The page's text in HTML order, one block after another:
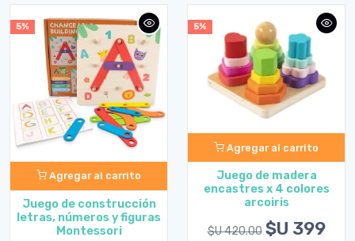
5%
Agregar al carrito
Juego de construcción
letras, números y figuras
Montessori
5%
Agregar al carrito
Juego de madera
encastres x 4 colores
arcoiris
$U 420.00 $U 399